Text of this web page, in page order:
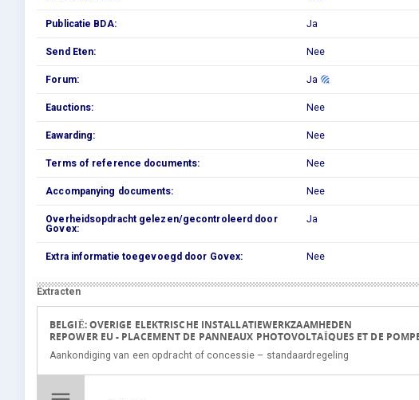
Publicatie BDA: Ja
Send Eten: Nee
Forum: Ja
Eauctions: Nee
Eawarding: Nee
Terms of reference documents: Nee
Accompanying documents: Nee
Overheidsopdracht gelezen/gecontroleerd door
Govex:
Ja
Extra informatie toegevoegd door Govex: Nee
Extracten
BELGIË: OVERIGE ELEKTRISCHE INSTALLATIEWERKZAAMHEDEN
REPOWER EU - PLACEMENT DE PANNEAUX PHOTOVOLTAÏQUES ET DE
Aankondiging van een opdracht of concessie – standaardregeling